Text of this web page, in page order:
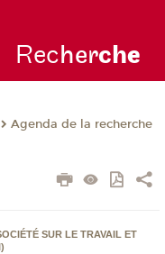
Recherche
Agenda de la recherche
SUR LE TRAVAIL ET